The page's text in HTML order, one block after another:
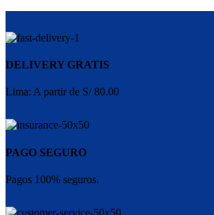
DELIVERY GRATIS
Lima: A partir de S/ 80.00
PAGO SEGURO
Pagos 100% seguros.